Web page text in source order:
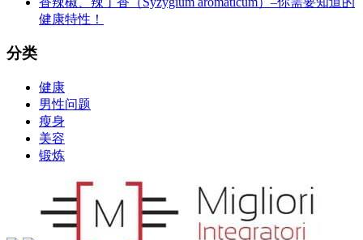
健康特性！
分类
健康
男性问题
瘦身
美容
锻炼